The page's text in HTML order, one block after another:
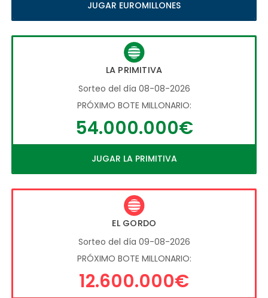
JUGAR EUROMILLONES
LA PRIMITIVA
Sorteo del día 08-08-2026
PRÓXIMO BOTE MILLONARIO:
54.000.000€
JUGAR LA PRIMITIVA
EL GORDO
Sorteo del día 09-08-2026
PRÓXIMO BOTE MILLONARIO:
12.600.000€